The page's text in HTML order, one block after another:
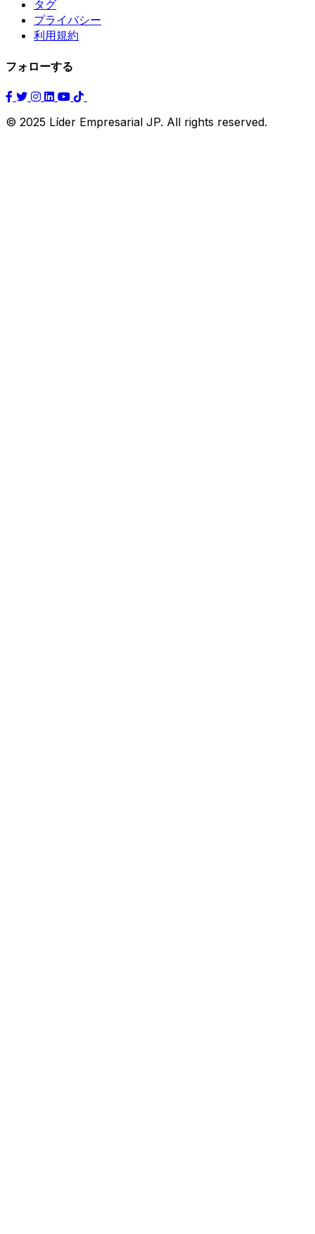
タグ
プライバシー
利用規約
フォローする
© 2025 Líder Empresarial JP. All rights reserved.